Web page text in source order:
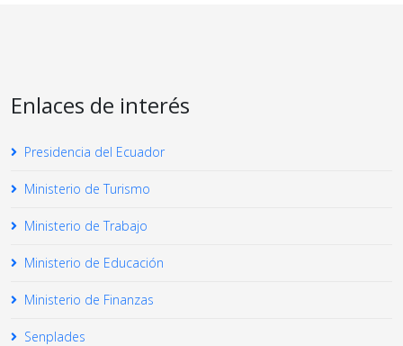
Enlaces de interés
Presidencia del Ecuador
Ministerio de Turismo
Ministerio de Trabajo
Ministerio de Educación
Ministerio de Finanzas
Senplades